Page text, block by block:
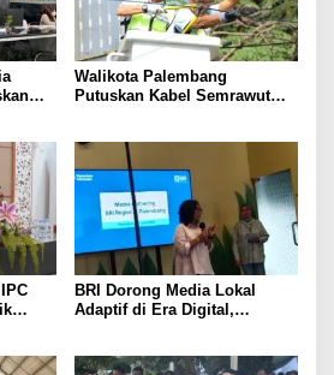
Walikota Palembang
Putuskan Kabel Semrawut
BRI Dorong Media Lokal
Adaptif di Era Digital,